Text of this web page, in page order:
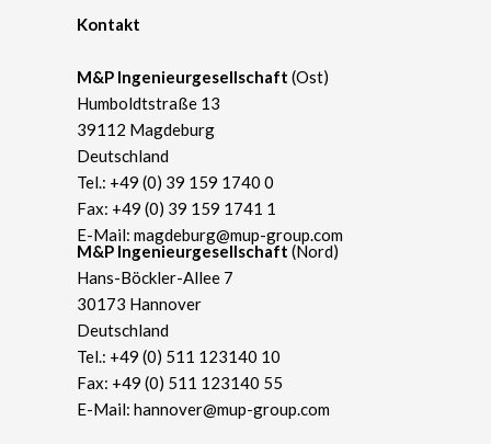
​M&P Ingenieurgesellschaft (Nord)
Hans-Böckler-Allee 7
30173 Hannover
Deutschland
Tel.: +49 (0) 511 123140 10
Fax: +49 (0) 511 123140 55
E-Mail: hannover@mup-group.com
Kontakt
M&P Ingenieurgesellschaft (Ost)
Humboldtstraße 13
39112 Magdeburg
Deutschland
Tel.: +49 (0) 39 159 1740 0
Fax: +49 (0) 39 159 1741 1
E-Mail: magdeburg@mup-group.com